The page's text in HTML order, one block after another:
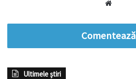
Comentează
Ultimele știri